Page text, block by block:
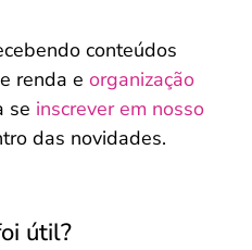
conteúdos
renda e organização
se inscrever em nosso
das novidades.
útil?